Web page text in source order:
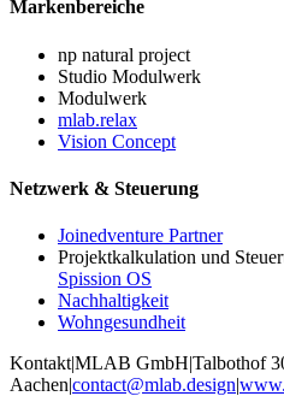
Markenbereiche
np natural project
Studio Modulwerk
Modulwerk
mlab.relax
Vision Concept
Netzwerk & Steuerung
Joinedventure Partner
Projektkalkulation und
Spission OS
Nachhaltigkeit
Wohngesundheit
Kontakt|MLAB GmbH|Talbothof
Aachen|contact@mlab.design|